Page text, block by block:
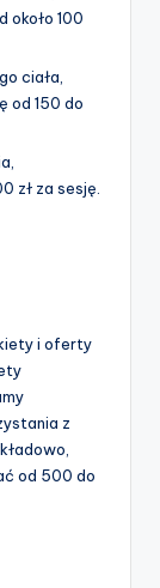
około 100
ciała,
od 150 do
zł za sesję.
i oferty
z
od 500 do